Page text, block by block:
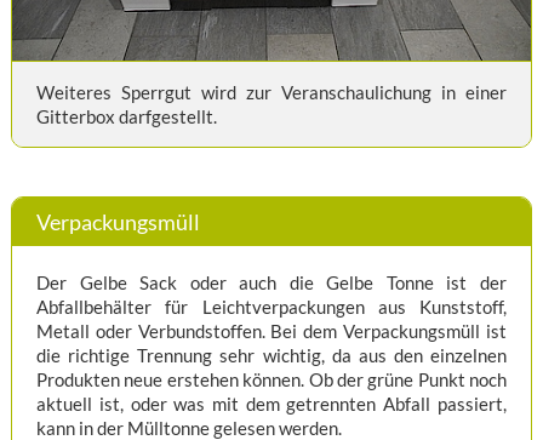
Weiteres Sperrgut wird zur Veranschaulichung in einer
Gitterbox darfgestellt.
Verpackungsmüll
Der Gelbe Sack oder auch die Gelbe Tonne ist der
Abfallbehälter für Leichtverpackungen aus Kunststoff,
Metall oder Verbundstoffen. Bei dem Verpackungsmüll ist
die richtige Trennung sehr wichtig, da aus den einzelnen
Produkten neue erstehen können. Ob der grüne Punkt noch
aktuell ist, oder was mit dem getrennten Abfall passiert,
kann in der Mülltonne gelesen werden.